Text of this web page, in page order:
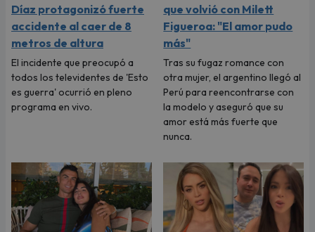
Díaz protagonizó fuerte
accidente al caer de 8
metros de altura
El incidente que preocupó a
todos los televidentes de 'Esto
es guerra' ocurrió en pleno
programa en vivo.
que volvió con Milett
Figueroa: "El amor pudo
más"
Tras su fugaz romance con
otra mujer, el argentino llegó al
Perú para reencontrarse con
la modelo y aseguró que su
amor está más fuerte que
nunca.